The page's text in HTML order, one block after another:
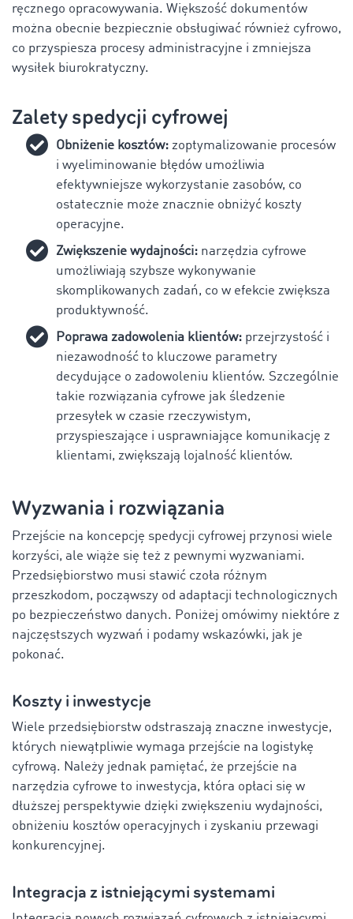
ręcznego opracowywania. Większość dokumentów
można obecnie bezpiecznie obsługiwać również cyfrowo,
co przyspiesza procesy administracyjne i zmniejsza
wysiłek biurokratyczny.
Zalety spedycji cyfrowej
Obniżenie kosztów: zoptymalizowanie procesów
i wyeliminowanie błędów umożliwia
efektywniejsze wykorzystanie zasobów, co
ostatecznie może znacznie obniżyć koszty
operacyjne.
Zwiększenie wydajności: narzędzia cyfrowe
umożliwiają szybsze wykonywanie
skomplikowanych zadań, co w efekcie zwiększa
produktywność.
Poprawa zadowolenia klientów: przejrzystość i
niezawodność to kluczowe parametry
decydujące o zadowoleniu klientów. Szczególnie
takie rozwiązania cyfrowe jak śledzenie
przesyłek w czasie rzeczywistym,
przyspieszające i usprawniające komunikację z
klientami, zwiększają lojalność klientów.
Wyzwania i rozwiązania
Przejście na koncepcję spedycji cyfrowej przynosi wiele
korzyści, ale wiąże się też z pewnymi wyzwaniami.
Przedsiębiorstwo musi stawić czoła różnym
przeszkodom, począwszy od adaptacji technologicznych
po bezpieczeństwo danych. Poniżej omówimy niektóre z
najczęstszych wyzwań i podamy wskazówki, jak je
pokonać.
Koszty i inwestycje
Wiele przedsiębiorstw odstraszają znaczne inwestycje,
których niewątpliwie wymaga przejście na logistykę
cyfrową. Należy jednak pamiętać, że przejście na
narzędzia cyfrowe to inwestycja, która opłaci się w
dłuższej perspektywie dzięki zwiększeniu wydajności,
obniżeniu kosztów operacyjnych i zyskaniu przewagi
konkurencyjnej.
Integracja z istniejącymi systemami